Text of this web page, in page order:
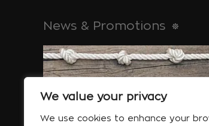
We value your privacy
We use cookies to enhance your
News & Promotions